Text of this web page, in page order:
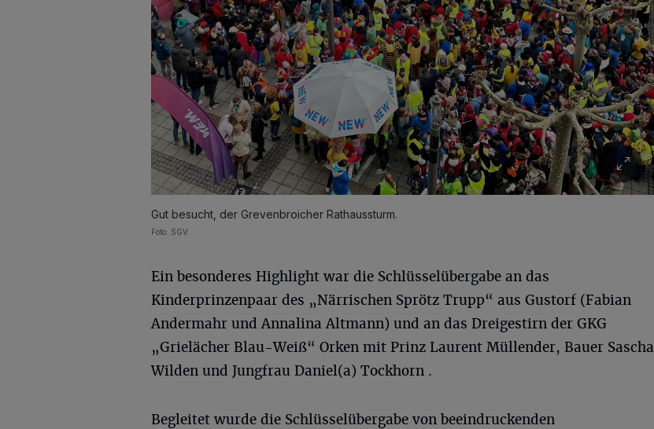
Gut besucht, der Grevenbroicher Rathaussturm.
Foto: SGV.
Ein besonderes Highlight war die Schlüsselübergabe an das
Kinderprinzenpaar des „Närrischen Sprötz Trupp“ aus Gustorf (Fabian
Andermahr und Annalina Altmann) und an das Dreigestirn der GKG
„Grielächer Blau-Weiß“ Orken mit Prinz Laurent Müllender, Bauer Sascha
Wilden und Jungfrau Daniel(a) Tockhorn .
Begleitet wurde die Schlüsselübergabe von beeindruckenden